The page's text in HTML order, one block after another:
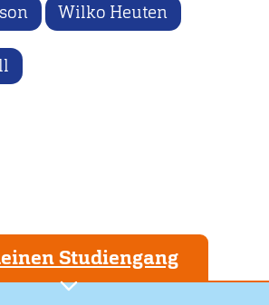
Wilko Heuten
Studiengang